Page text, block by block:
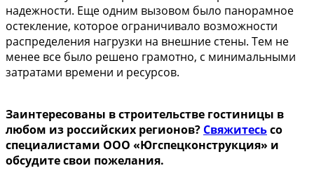
надежности. Еще одним вызовом было панорамное
остекление, которое ограничивало возможности
распределения нагрузки на внешние стены. Тем не
менее все было решено грамотно, с минимальными
затратами времени и ресурсов.
Заинтересованы в строительстве гостиницы в
любом из российских регионов? Свяжитесьсо
специалистами ООО «Югспецконструкция» и
обсудите свои пожелания.